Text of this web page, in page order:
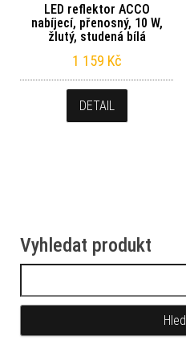
LED reflektor ACCO
nabíjecí, přenosný, 10 W,
žlutý, studená bílá
1 159 Kč
DETAIL
Vyhledat produkt